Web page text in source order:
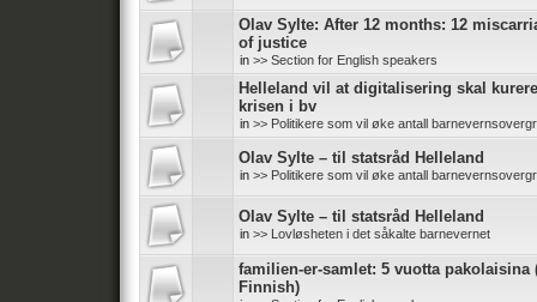
Olav Sylte: After 12 months: 12
of justice
in >> Section for English speakers
Helleland vil at digitalisering skal kurere
krisen i bv
in >> Politikere som vil øke antall
Olav Sylte – til statsråd Helleland
in >> Politikere som vil øke antall
Olav Sylte – til statsråd Helleland
in >> Lovløsheten i det såkalte barnevernet
familien-er-samlet: 5 vuotta pakolaisina
Finnish)